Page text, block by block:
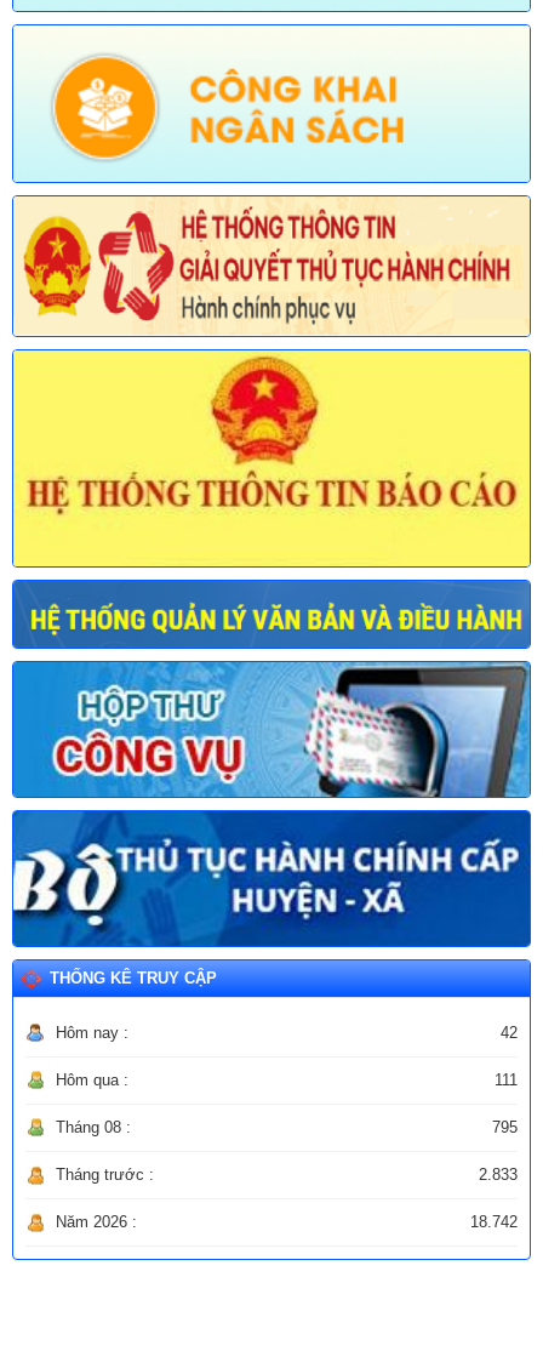
được sửa đổi, bổ sung lĩnh vực an toàn bức xạ và hạt nhân
Ngày ban hành: (30/07/2026)
Số: 678/TB-UBND
(Thông báo về việc công bố Danh mục thủ tục hành chính
chức năng quản lý của Sở Nội vụ)
Ngày ban hành: (30/07/2026)
THỐNG KÊ TRUY CẬP
Hôm nay : 42
Hôm qua : 111
Tháng 08 : 795
Tháng trước : 2.833
Năm 2026 : 18.742